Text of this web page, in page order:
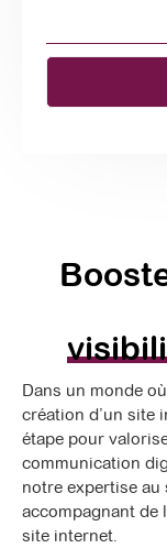
Dans un monde
création d’un site
étape pour
communication
notre expertise au
accompagnant de
site internet.